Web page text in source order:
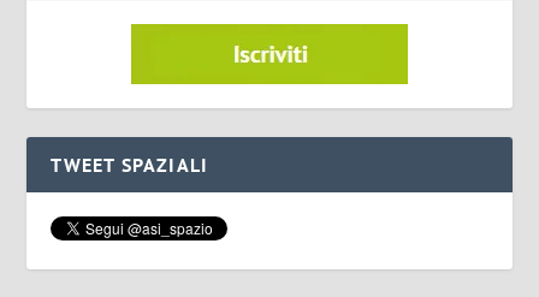
TWEET SPAZIALI